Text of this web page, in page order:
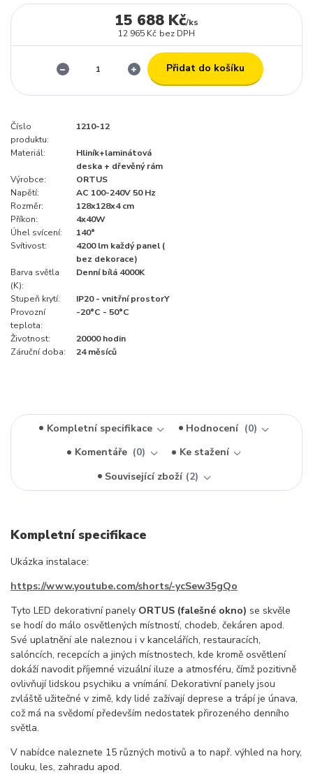
15 688 Kč/ks
12 965 Kč bez DPH
Přidat do košíku
Číslo
produktu:
1210-12
Materiál:
Hliník+laminátová
deska + dřevěný rám
Výrobce:
ORTUS
Napětí:
AC 100-240V 50 Hz
Rozměr:
128x128x4 cm
Příkon:
4x40W
Úhel svícení:
140°
Svítivost:
4200 lm každý panel (
bez dekorace)
Barva světla
(K):
Denní bílá 4000K
Stupeň krytí:
IP20 - vnitřní prostorY
Provozní
teplota:
-20°C - 50°C
Životnost:
20000 hodin
Záruční doba:
24 měsíců
Kompletní specifikace Hodnocení
0
Komentáře
0
Ke stažení
Související zboží 2
Kompletní specifikace
Ukázka instalace:
https://www.youtube.com/shorts/-ycSew35gQo
Tyto LED dekorativní panely ORTUS (falešné okno) se skvěle
se hodí do málo osvětlených místností, chodeb, čekáren apod.
Své uplatnění ale naleznou i v kancelářích, restauracích,
salóncích, recepcích a jiných místnostech, kde kromě osvětlení
dokáží navodit příjemné vizuální iluze a atmosféru, čímž pozitivně
ovlivňují lidskou psychiku a vnímání. Dekorativní panely jsou
zvláště užitečné v zimě, kdy lidé zažívají deprese a trápí je únava,
což má na svědomí především nedostatek přirozeného denního
světla.
V nabídce naleznete 15 různých motivů a to např. výhled na hory,
louku, les, zahradu apod.